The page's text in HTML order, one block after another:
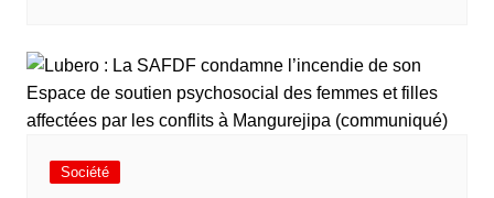
Société